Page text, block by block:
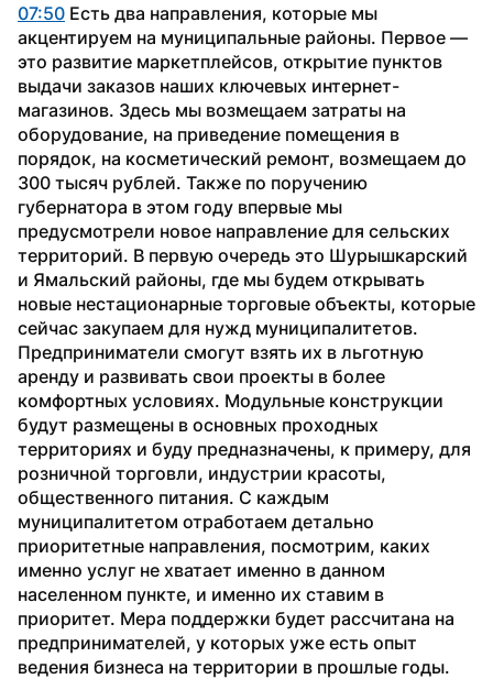
07:50 Есть два направления, которые мы
акцентируем на муниципальные районы. Первое —
это развитие маркетплейсов, открытие пунктов
выдачи заказов наших ключевых интернет-
магазинов. Здесь мы возмещаем затраты на
оборудование, на приведение помещения в
порядок, на косметический ремонт, возмещаем до
300 тысяч рублей. Также по поручению
губернатора в этом году впервые мы
предусмотрели новое направление для сельских
территорий. В первую очередь это Шурышкарский
и Ямальский районы, где мы будем открывать
новые нестационарные торговые объекты, которые
сейчас закупаем для нужд муниципалитетов.
Предприниматели смогут взять их в льготную
аренду и развивать свои проекты в более
комфортных условиях. Модульные конструкции
будут размещены в основных проходных
территориях и буду предназначены, к примеру, для
розничной торговли, индустрии красоты,
общественного питания. С каждым
муниципалитетом отработаем детально
приоритетные направления, посмотрим, каких
именно услуг не хватает именно в данном
населенном пункте, и именно их ставим в
приоритет. Мера поддержки будет рассчитана на
предпринимателей, у которых уже есть опыт
ведения бизнеса на территории в прошлые годы.